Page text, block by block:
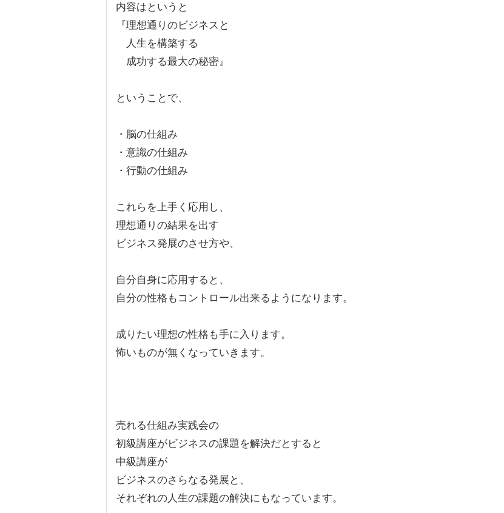
内容はというと
『理想通りのビジネスと
人生を構築する
成功する最大の秘密』
ということで、
・脳の仕組み
・意識の仕組み
・行動の仕組み
これらを上手く応用し、
理想通りの結果を出す
ビジネス発展のさせ方や、
自分自身に応用すると、
自分の性格もコントロール出来るようになります。
成りたい理想の性格も手に入ります。
怖いものが無くなっていきます。
売れる仕組み実践会の
初級講座がビジネスの課題を解決だとすると
中級講座が
ビジネスのさらなる発展と、
それぞれの人生の課題の解決にもなっています。